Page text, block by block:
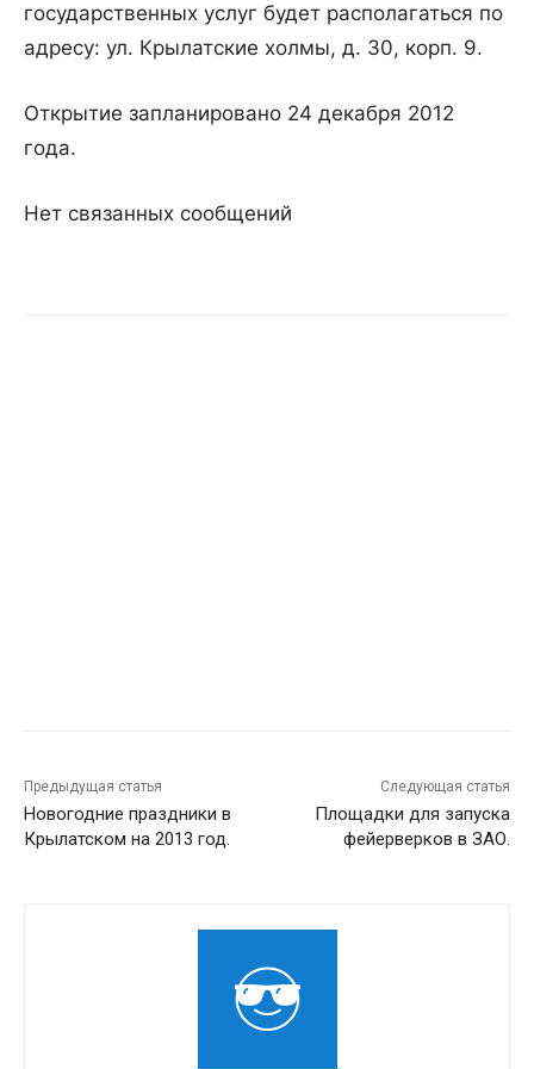
государственных услуг будет располагаться по
адресу: ул. Крылатские холмы, д. 30, корп. 9.
Открытие запланировано 24 декабря 2012
года.
Нет связанных сообщений
Предыдущая статья
Новогодние праздники в
Крылатском на 2013 год.
Следующая статья
Площадки для запуска
фейерверков в ЗАО.